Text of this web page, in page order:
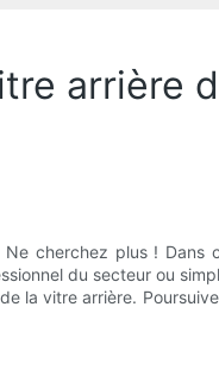
arrière
cherchez plus ! Dans
du secteur ou
la vitre arrière.